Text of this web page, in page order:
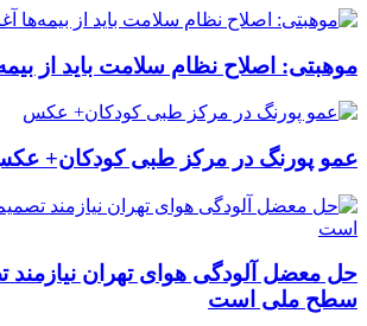
موهبتی: اصلاح نظام سلامت باید از
عمو پورنگ در مرکز طبی کودکان+
حل معضل آلودگی هوای تهران نیازمند
سطح ملی است